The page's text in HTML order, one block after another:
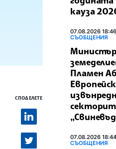
СПОДЕЛЕТЕ
кауза
07.08.2026 18:46
СЪОБЩЕНИЯ
Пламен
07.08.2026 18:44
СЪОБЩЕНИЯ